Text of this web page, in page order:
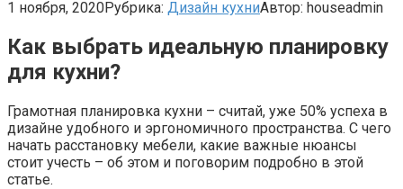
1 ноября, 2020Рубрика: Дизайн кухниАвтор: houseadmin
Как выбрать идеальную планировку
для кухни?
Грамотная планировка кухни – считай, уже 50% успеха в
дизайне удобного и эргономичного пространства. С чего
начать расстановку мебели, какие важные нюансы
стоит учесть – об этом и поговорим подробно в этой
статье.